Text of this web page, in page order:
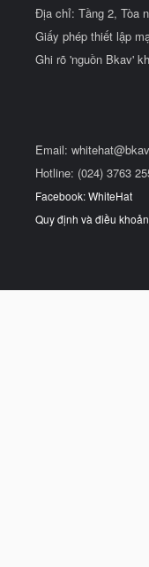
Địa chỉ: Tầng 2, Tòa
Giấy phép thiết lập
Ghi rõ 'nguồn Bkav'
Email:
Hotline: (024) 3763
Facebook: WhiteHat
Quy định và điều